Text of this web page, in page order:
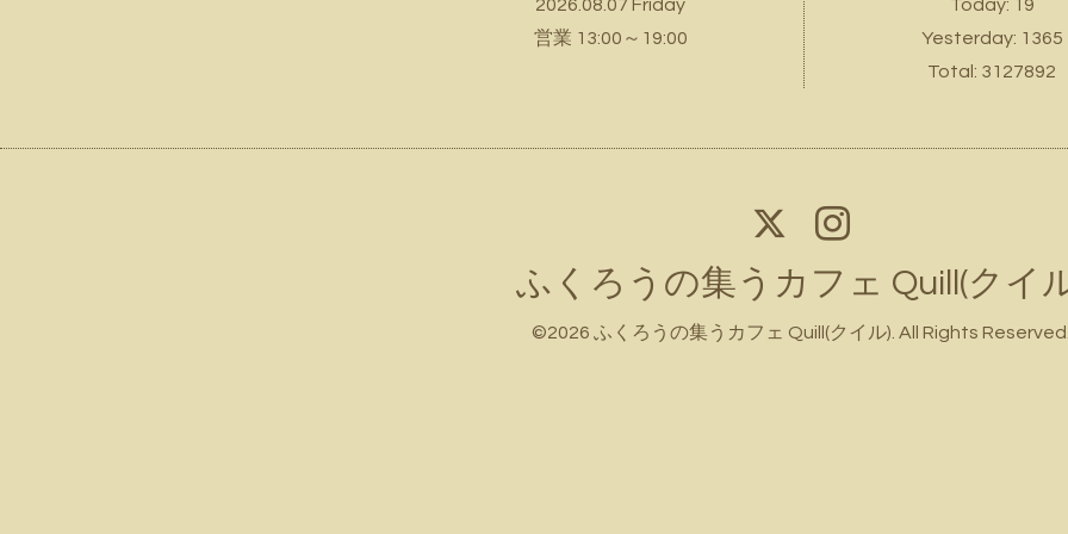
2026.08.07 Friday
営業 13:00～19:00
Today:
19
Yesterday: 1365
Total: 3127892
ふくろうの集うカフェ Quill(クイ
©2026 ふくろうの集うカフェ Quill(クイル) . All Rights